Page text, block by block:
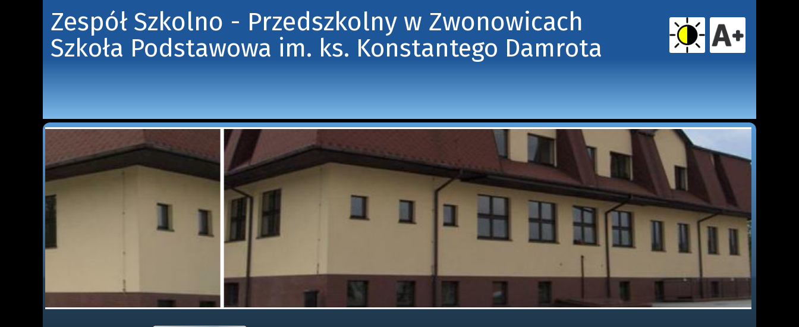
Zespół Szkolno - Przedszkolny w Zwonowicach
Szkoła Podstawowa im. ks. Konstantego Damrota